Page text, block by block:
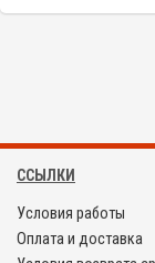
ССЫЛКИ
Условия работы
Оплата и доставка